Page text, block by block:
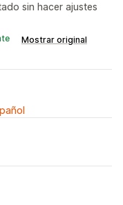
sin hacer ajustes
Mostrar original